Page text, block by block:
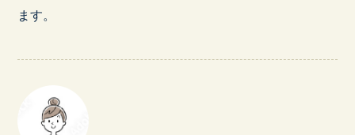
ます。